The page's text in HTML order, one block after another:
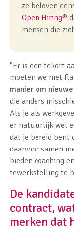
ze beloven
Open Hiring®
mensen die
"Er is een tekort
moeten we niet
manier om
die anders
Als je als
er natuurlijk wel
dat je bereid bent
daarvoor samen
bieden coaching
tewerkstelling te
De
contract,
merken dat